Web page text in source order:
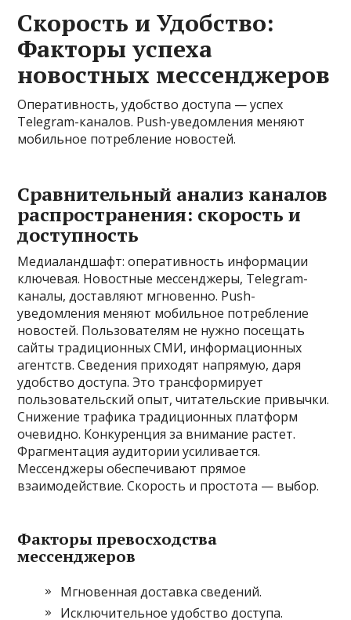
Скорость и Удобство:
Факторы успеха
новостных мессенджеров
Оперативность, удобство доступа — успех
Telegram-каналов. Push-уведомления меняют
мобильное потребление новостей.
Сравнительный анализ каналов
распространения: скорость и
доступность
Медиаландшафт: оперативность информации
ключевая. Новостные мессенджеры, Telegram-
каналы, доставляют мгновенно. Push-
уведомления меняют мобильное потребление
новостей. Пользователям не нужно посещать
сайты традиционных СМИ, информационных
агентств. Сведения приходят напрямую, даря
удобство доступа. Это трансформирует
пользовательский опыт, читательские привычки.
Снижение трафика традиционных платформ
очевидно. Конкуренция за внимание растет.
Фрагментация аудитории усиливается.
Мессенджеры обеспечивают прямое
взаимодействие. Скорость и простота — выбор.
Факторы превосходства
мессенджеров
Мгновенная доставка сведений.
Исключительное удобство доступа.